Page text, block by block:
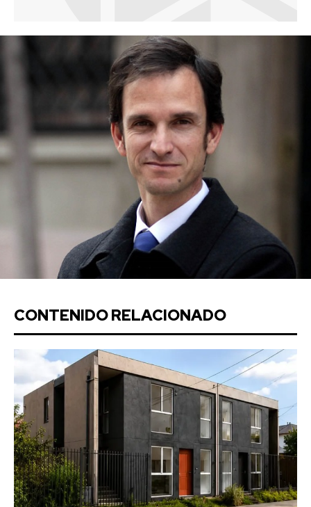
CONTENIDO RELACIONADO